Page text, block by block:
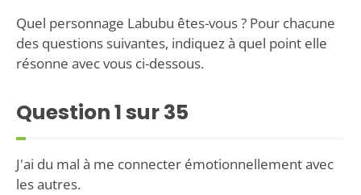
Quel personnage Labubu êtes-vous ? Pour chacune
des questions suivantes, indiquez à quel point elle
résonne avec vous ci-dessous.
Question1sur 35
J'ai du mal à me connecter émotionnellement avec
les autres.